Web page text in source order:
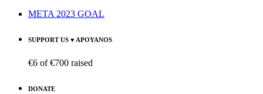
META 2023 GOAL
SUPPORT US ♥ APOYANOS
€6 of€700 raised
DONATE